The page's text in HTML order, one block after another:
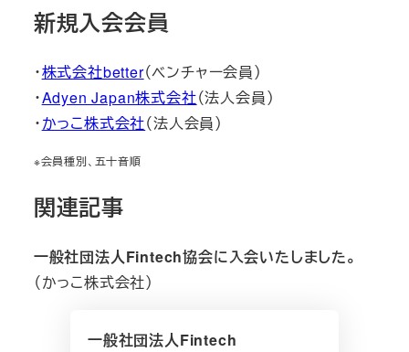
新規入会会員
・株式会社better（ベンチャー会員）
・Adyen Japan株式会社（法人会員）
・かっこ株式会社（法人会員）
※会員種別、五十音順
関連記事
一般社団法人Fintech協会に入会いたしました。
（かっこ株式会社）
一般社団法人Fintech